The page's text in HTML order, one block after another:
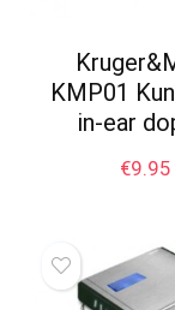
KMP01
in-ear
€9.95